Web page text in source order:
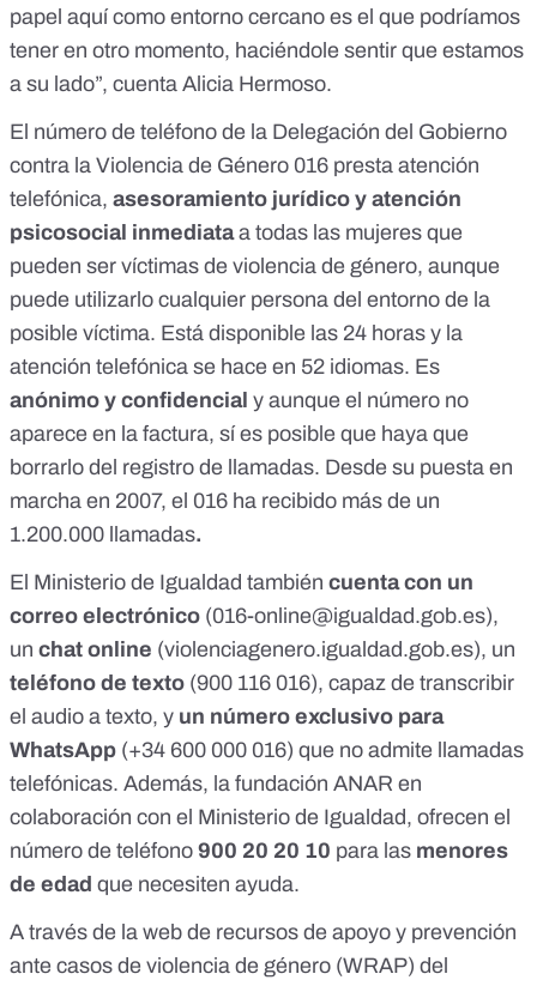
papel aquí como entorno cercano es el que podríamos
tener en otro momento, haciéndole sentir que estamos
a su lado”, cuenta Alicia Hermoso.
El número de teléfono de la Delegación del Gobierno
contra la Violencia de Género 016 presta atención
telefónica, asesoramiento jurídico y atención
psicosocial inmediataa todas las mujeres que
pueden ser víctimas de violencia de género, aunque
puede utilizarlo cualquier persona del entorno de la
posible víctima. Está disponible las 24 horas y la
atención telefónica se hace en 52 idiomas. Es
anónimo y confidencial y aunque el número no
aparece en la factura, sí es posible que haya que
borrarlo del registro de llamadas. Desde su puesta en
marcha en 2007, el 016 ha recibido más de un
1.200.000 llamadas.
El Ministerio de Igualdad también cuenta con un
correo electrónico (016-online@igualdad.gob.es),
un chat online (violenciagenero.igualdad.gob.es), un
teléfono de texto (900 116 016), capaz de transcribir
el audio a texto, y un número exclusivo para
WhatsApp (+34 600 000 016) que no admite llamadas
telefónicas. Además, la fundación ANAR en
colaboración con el Ministerio de Igualdad, ofrecen el
número de teléfono 900 20 20 10 para las menores
de edad que necesiten ayuda.
A través de la web de recursos de apoyo y prevención
ante casos de violencia de género (WRAP) del